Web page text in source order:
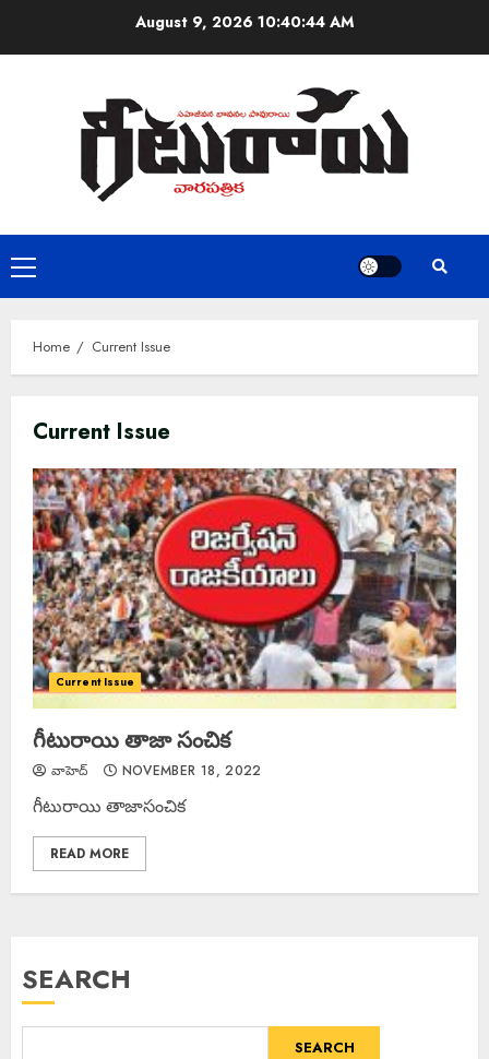
August 9, 2026 10:40:44 AM
Primary
Menu
Home Current Issue
Current Issue
Current Issue
గీటురాయి తాజా సంచిక
వాహెద్ NOVEMBER 18, 2022
గీటురాయి తాజాసంచిక
READ MORE
SEARCH
SEARCH